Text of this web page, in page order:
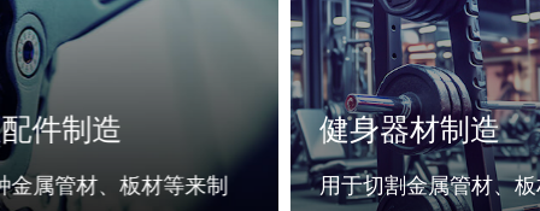
自行车及配件制造
用于切割各种金属管材、板材等来制
健
用